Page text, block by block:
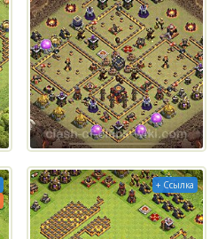
+ Ссылка